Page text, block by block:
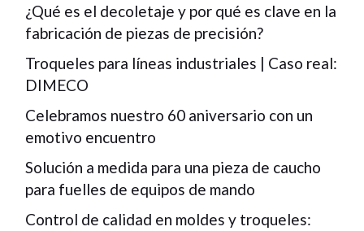
¿Qué es el decoletaje y por qué es clave en la
fabricación de piezas de precisión?
Troqueles para líneas industriales | Caso real:
DIMECO
Celebramos nuestro 60 aniversario con un
emotivo encuentro
Solución a medida para una pieza de caucho
para fuelles de equipos de mando
Control de calidad en moldes y troqueles: